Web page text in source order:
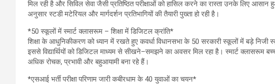
मिल रही है और सिविल सेवा जैसी प्रतिष्ठित परीक्षाओं को हासिल करने का रास्ता उनके लिए
अनुसार स्टडी मटेरियल और मार्गदर्शन प्रतिभागियों की तैयारी पुख्ता हो रही है।
*50 स्कूलों में स्मार्ट क्लासरूम – शिक्षा में डिजिटल क्रांति*
शिक्षा के आधुनिकीकरण को ध्यान में रखते हुए कवर्धा विधानसभा के 50 सरकारी स्कूलों में बड़े निजी
इससे विद्यार्थियों को डिजिटल माध्यम से सीखने–समझने का अवसर मिल रहा है। स्मार्ट क्लासरूम
अधिक रोचक, प्रभावी और बहुआयामी बना रहे हैं।
*एसआई भर्ती परीक्षा परिणाम जारी कबीरधाम के 40 युवाओं का चयन*